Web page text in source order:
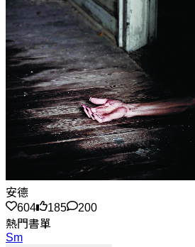
安德
604
185
200
熱門書單
Sm